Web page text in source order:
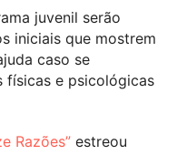
juvenil serão
iniciais que mostrem
caso se
físicas e psicológicas
Razões” estreou